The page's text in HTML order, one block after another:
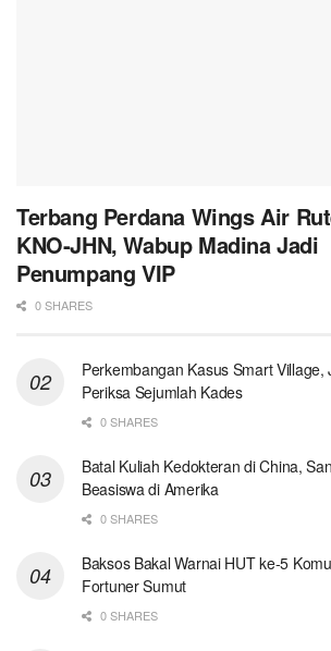
Terbang Perdana Wings Air
KNO-JHN, Wabup Madina Jadi
Penumpang VIP
0 SHARES
Perkembangan Kasus Smart Village,
Periksa Sejumlah Kades
0 SHARES
Batal Kuliah Kedokteran di China,
Beasiswa di Amerika
0 SHARES
Baksos Bakal Warnai HUT ke-5
Fortuner Sumut
0 SHARES